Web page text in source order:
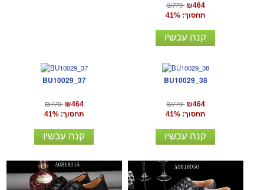
₪779 ₪464
תחסוך: 41%
קנה עכשיו
BU10029_37
₪779 ₪464
תחסוך: 41%
קנה עכשיו
BU10029_38
₪779 ₪464
תחסוך: 41%
קנה עכשיו